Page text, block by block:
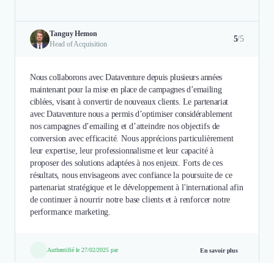
Tanguy Hemon
Head of Acquisition
5/5
Nous collaborons avec Dataventure depuis plusieurs années
maintenant pour la mise en place de campagnes d’emailing
ciblées, visant à convertir de nouveaux clients. Le partenariat
avec Dataventure nous a permis d’optimiser considérablement
nos campagnes d’emailing et d’atteindre nos objectifs de
conversion avec efficacité. Nous apprécions particulièrement
leur expertise, leur professionnalisme et leur capacité à
proposer des solutions adaptées à nos enjeux. Forts de ces
résultats, nous envisageons avec confiance la poursuite de ce
partenariat stratégique et le développement à l'international afin
de continuer à nourrir notre base clients et à renforcer notre
performance marketing.
Authentifié le 27/02/2025 par En savoir plus